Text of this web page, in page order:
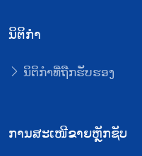
ນິຕິກໍາ
ນິຕິກໍາທີ່ຖືກຮັບຮອງ
ການສະເໜີຂາຍຫຼັກຊັບ